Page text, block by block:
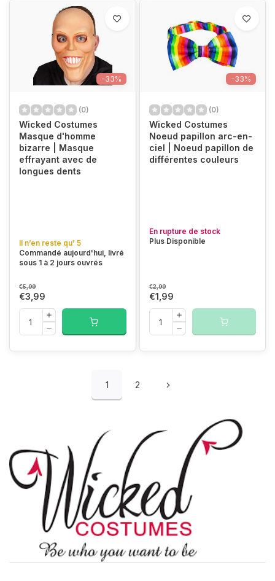
-33%
(0)
Wicked Costumes
Masque d'homme
bizarre | Masque
effrayant avec de
longues dents
Il n’en reste qu’ 5
Commandé aujourd'hui, livré
sous 1 à 2 jours ouvrés
€5,99
€3,99
-33%
(0)
Wicked Costumes
Noeud papillon arc-en-
ciel | Noeud papillon de
différentes couleurs
En rupture de stock
Plus Disponible
€2,99
€1,99
1 2